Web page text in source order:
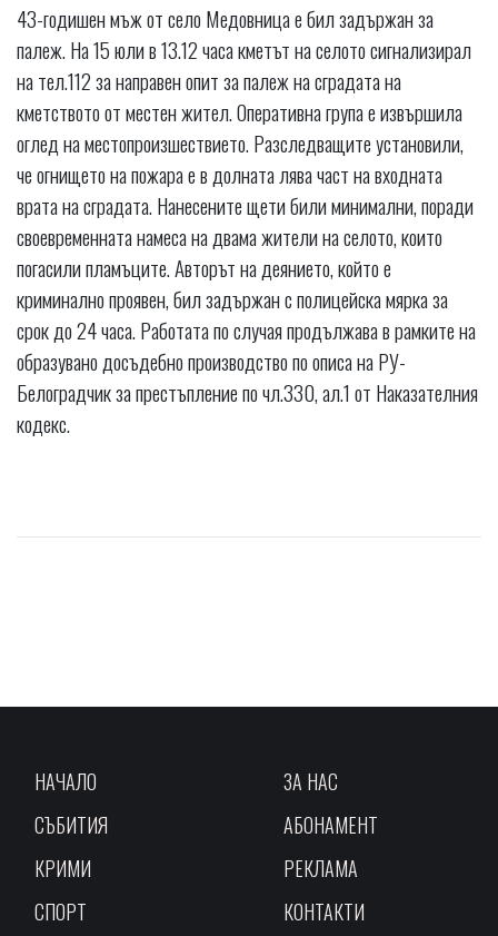
43-годишен мъж от село Медовница е бил задържан за
палеж. На 15 юли в 13.12 часа кметът на селото сигнализирал
на тел.112 за направен опит за палеж на сградата на
кметството от местен жител. Оперативна група е извършила
оглед на местопроизшествието. Разследващите установили,
че огнището на пожара е в долната лява част на входната
врата на сградата. Нанесените щети били минимални, поради
своевременната намеса на двама жители на селото, които
погасили пламъците. Авторът на деянието, който е
криминално проявен, бил задържан с полицейска мярка за
срок до 24 часа. Работата по случая продължава в рамките на
образувано досъдебно производство по описа на РУ-
Белоградчик за престъпление по чл.330, ал.1 от Наказателния
кодекс.
НАЧАЛО
СЪБИТИЯ
КРИМИ
СПОРТ
ЗА НАС
АБОНАМЕНТ
РЕКЛАМА
КОНТАКТИ